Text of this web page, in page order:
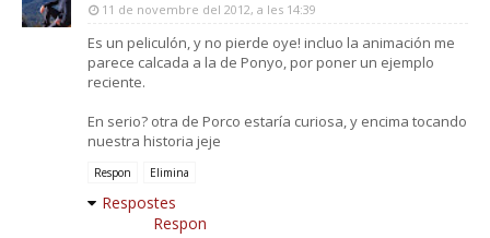
11 de novembre del 2012, a les 14:39
Es un peliculón, y no pierde oye! incluo la animación me
parece calcada a la de Ponyo, por poner un ejemplo
reciente.
En serio? otra de Porco estaría curiosa, y encima tocando
nuestra historia jeje
Respon Elimina
Respostes
Respon